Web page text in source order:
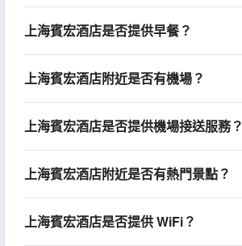
上海賓宏酒店是否提供早餐？
上海賓宏酒店附近是否有機場？
上海賓宏酒店是否提供機場接送服務？
上海賓宏酒店附近是否有熱門景點？
上海賓宏酒店是否提供 WiFi？